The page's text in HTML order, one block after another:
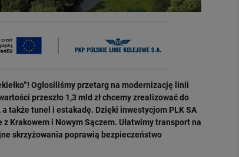
Ogłosiliśmy przetarg na modernizację linii
przeszło 1,3 mld zł chcemy zrealizować do
także tunel i estakadę. Dzięki inwestycjom PLK SA
Krakowem i Nowym Sączem. Ułatwimy transport na
skrzyżowania poprawią bezpieczeństwo